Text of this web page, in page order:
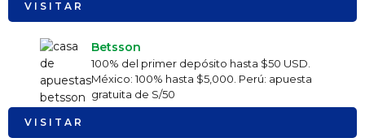
VISITAR
Betsson
100% del primer depósito hasta $50 USD.
México: 100% hasta $5,000. Perú: apuesta
gratuita de S/50
VISITAR